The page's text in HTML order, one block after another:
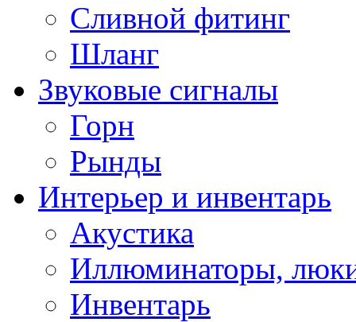
Сливной фитинг
Шланг
Звуковые сигналы
Горн
Рынды
Интерьер и инвентарь
Акустика
Иллюминаторы,
Инвентарь